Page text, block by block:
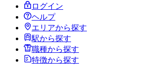
ログイン
ヘルプ
エリアから探す
駅から探す
職種から探す
特徴から探す